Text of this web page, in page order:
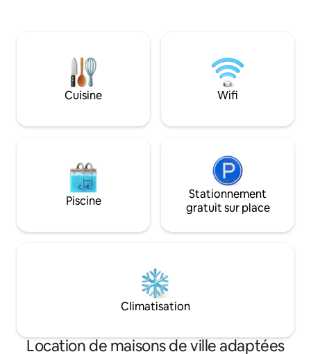
Vous pouvez voir des cerisiers en fleurs
au printemps et des lucioles en été, et
vous pouvez profiter pleinement de la
nature des quatre saisons * Des insectes
l'immeuble !Nous vous demandons de
privé : chambre entière louée Proposer
un logement au bord de l'eau, avec par
exemple une cuisine ou un lave-linge
* Tous les espaces aquatiques ont été
bienvenus : l'hôte peut parler
demander des informations sur les
restaurants à proximité, les sites
touristiques, etc. ! Des services de
boissons/soupes gratuits sont
pied, et il y a de nombreuses sources
d'eau chaude et de nombreux
À 35 minutes de
environ 40 min
35 minutes
min de la gare de
bus. Beaucoup
de
Mae et la gare de
du trafic.) Il est également facile de faire
du shopping et
ligne 43 de la
Atsugi Line), à
de la supérette, à
minutes à pied
sanctuaire de Fengdai) Si vous
Cuisine Wifi
Piscine
Stationnement
gratuit sur place
Climatisation
Location de maisons de ville adaptées